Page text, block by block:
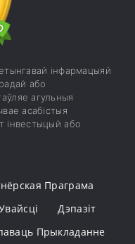
інфармацыяй
або
агульныя
асабістыя
інвестыцый або
Праграма
Дэпазіт
Прыкладанне